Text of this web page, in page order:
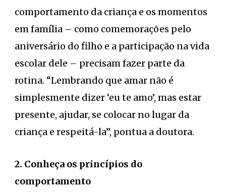
comportamento da criança e os momentos
em família – como comemorações pelo
aniversário do filho e a participação na vida
escolar dele – precisam fazer parte da
rotina. “Lembrando que amar não é
simplesmente dizer ‘eu te amo’, mas estar
presente, ajudar, se colocar no lugar da
criança e respeitá-la”, pontua a doutora.
2. Conheça os princípios do
comportamento